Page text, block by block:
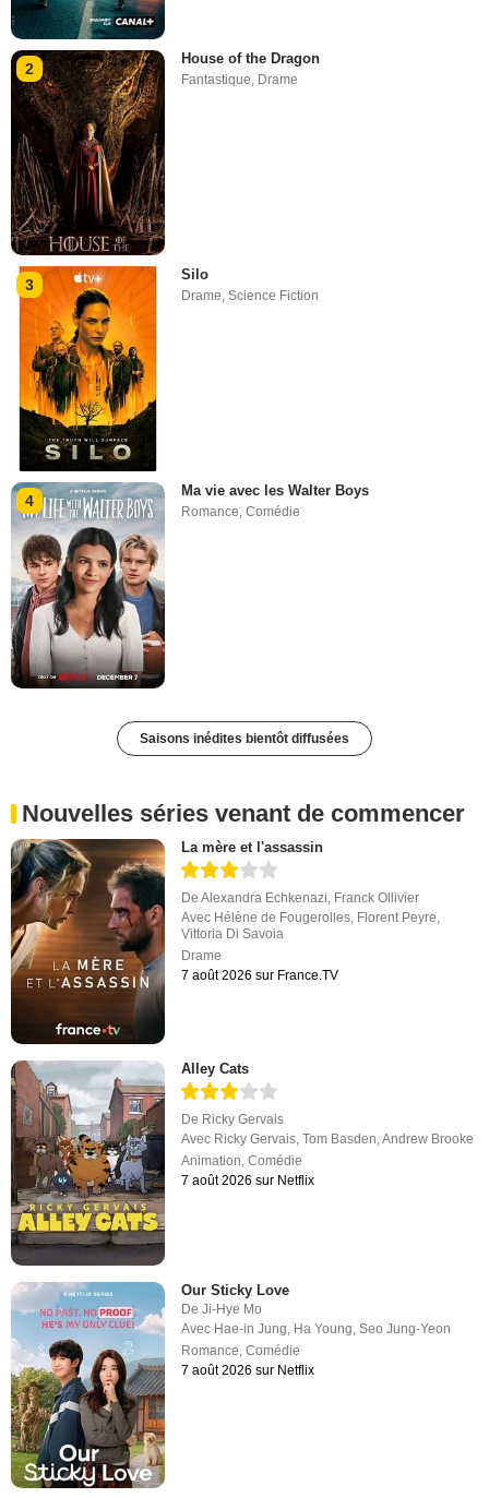
2
House of the Dragon
Fantastique Drame
3
Silo
Drame,Science Fiction
4
Ma vie avec les Walter Boys
Romance,Comédie
Saisons inédites bientôt diffusées
Nouvelles séries venant de commencer
La mère et l'assassin
DeAlexandra Echkenazi Franck Ollivier
Avec Hélène de Fougerolles Florent Peyre
Vittoria Di Savoia
Drame
7 août 2026 sur France.TV
Alley Cats
De Ricky Gervais
Avec Ricky Gervais,Tom Basden,Andrew Brooke
Animation,Comédie
7 août 2026 sur Netflix
Our Sticky Love
DeJi-Hye Mo
Avec Hae-in Jung, Ha Young,Seo Jung-Yeon
Romance,Comédie
7 août 2026 sur Netflix